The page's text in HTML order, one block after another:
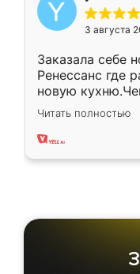
3 августа
Заказала себе
Ренессанс где
новую
вполне
два года,
Читать полностью